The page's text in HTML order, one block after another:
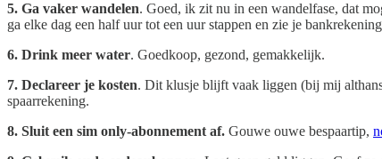
5. Ga vaker wandelen. Goed, ik zit nu in een wandelfase, dat
ga elke dag een half uur tot een uur stappen en zie je
6. Drink meer water. Goedkoop, gezond, gemakkelijk.
7. Declareer je kosten. Dit klusje blijft vaak liggen (bij mij
spaarrekening.
8. Sluit een sim only-abonnement af. Gouwe ouwe bespaartip,